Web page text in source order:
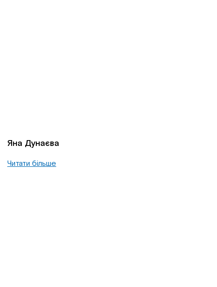
Яна Дунаєва
Читати більше